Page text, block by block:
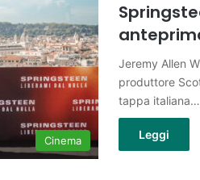
Cinema
Jeremy Allen
produttore
tappa italiana…
Leggi